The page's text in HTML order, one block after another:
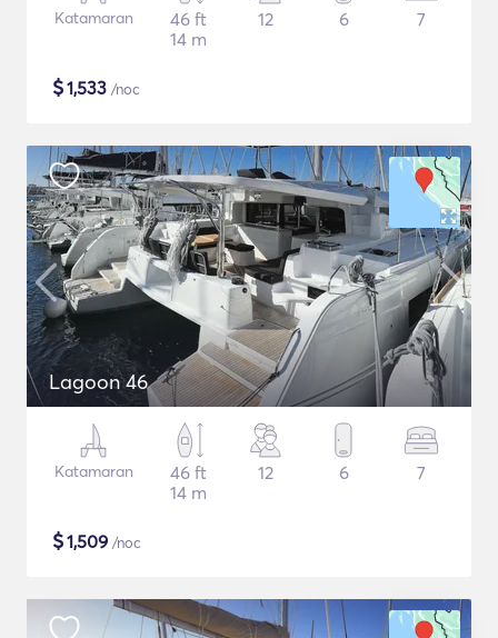
Katamaran
46 ft
14 m
12 6 7
$1,533 /noc
Lagoon 46
Katamaran
46 ft
14 m
12 6 7
$1,509 /noc